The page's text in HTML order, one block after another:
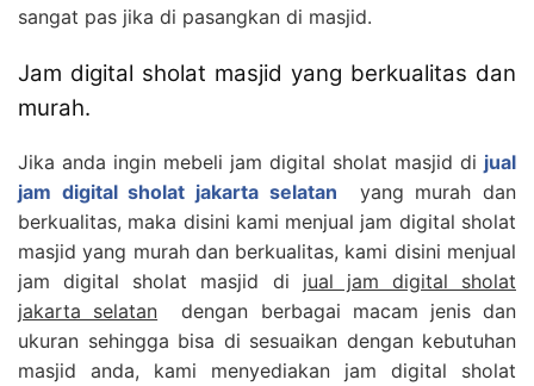
sangat pas jika di pasangkan di masjid.
Jam digital sholat masjid yang berkualitas dan
murah.
Jika anda ingin mebeli jam digital sholat masjid di jual
jam digital sholat jakarta selatan
yang murah dan
berkualitas, maka disini kami menjual jam digital sholat
masjid yang murah dan berkualitas, kami disini menjual
jam digital sholat masjid di jual jam digital sholat
jakarta selatan dengan berbagai macam jenis dan
ukuran sehingga bisa di sesuaikan dengan kebutuhan
masjid anda, kami menyediakan jam digital sholat